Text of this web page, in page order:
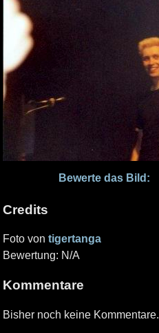
Bewerte das Bild:
Credits
Foto von tigertanga
Bewertung: N/A
Kommentare
Bisher noch keine Kommentare.